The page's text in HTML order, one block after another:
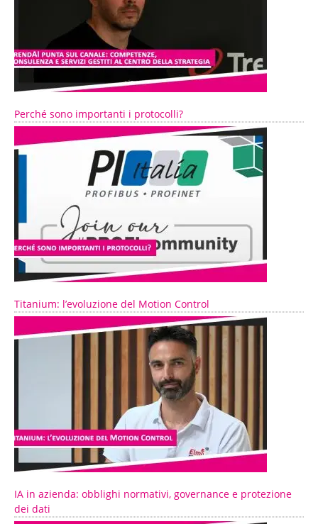
Perché sono importanti i protocolli?
Titanium: l’evoluzione del Motion Control
IA in azienda: obblighi normativi, governance e protezione
dei dati